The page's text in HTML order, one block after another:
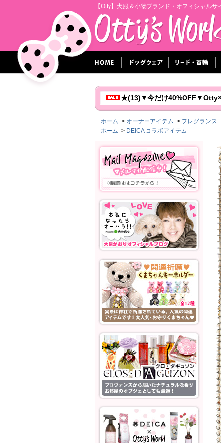
【Otty】犬服＆小物ブランド・オフィシャルサ
★(13)▼今だけ
ホーム > オーナーアイテム > フレグランス
ホーム > DEICA コラボアイテム